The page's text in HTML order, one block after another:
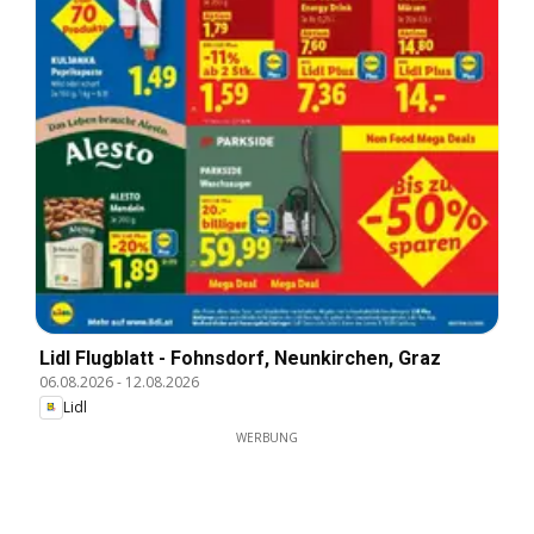
Lidl Flugblatt - Fohnsdorf, Neunkirchen, Graz
06.08.2026- 12.08.2026
Lidl
WERBUNG